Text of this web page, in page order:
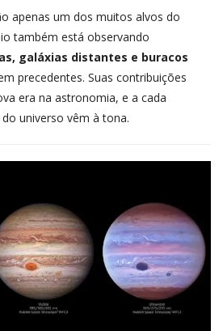
apenas um dos muitos alvos do
também está observando
galáxias distantes e buracos
precedentes. Suas contribuições
era na astronomia, e a cada
universo vêm à tona.